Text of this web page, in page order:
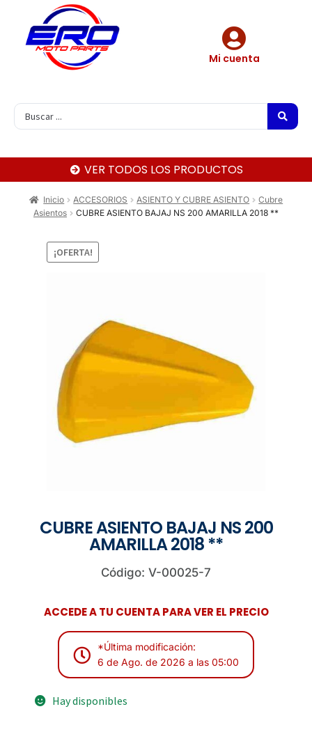
Mi cuenta
VER TODOS LOS PRODUCTOS
Inicio ACCESORIOS ASIENTO Y CUBRE ASIENTO
Cubre
Asientos
CUBRE ASIENTO BAJAJ NS 200 AMARILLA 2018 **
¡OFERTA!
CUBRE ASIENTO BAJAJ NS 200
AMARILLA 2018 **
Código: V-00025-7
ACCEDE A TU CUENTA PARA VER EL PRECIO
*Última modificación:
6 de Ago. de 2026 a las 05:00
Hay disponibles